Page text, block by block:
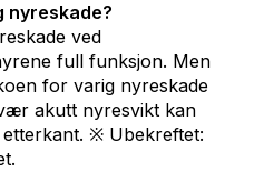
nyreskade?
ved
full funksjon. Men
for varig nyreskade
akutt nyresvikt kan
※ Ubekreftet: